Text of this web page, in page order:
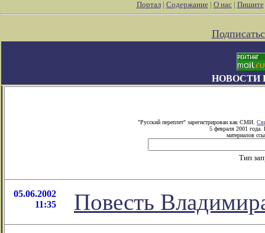
Портал| Содержание| О нас| Пишите
НОВОСТИ
"Русский переплет" зарегистрирован как СМИ.
5 февраля 2001 года.
материалов
Тип
05.06.2002
11:35
Повесть